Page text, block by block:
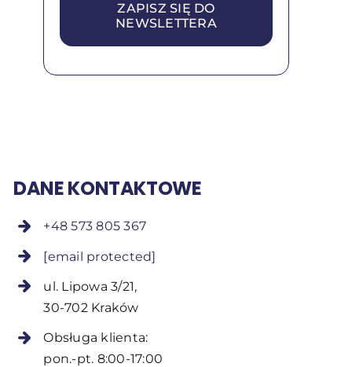
ZAPISZ SIĘ DO
NEWSLETTERA
DANE KONTAKTOWE
+48 573 805 367
[email protected]
ul. Lipowa 3/21,
30-702 Kraków
Obsługa klienta:
pon.-pt. 8:00-17:00